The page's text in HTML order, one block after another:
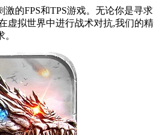
的FPS和TPS游戏。无论你是寻求
虚拟世界中进行战术对抗,我们的精